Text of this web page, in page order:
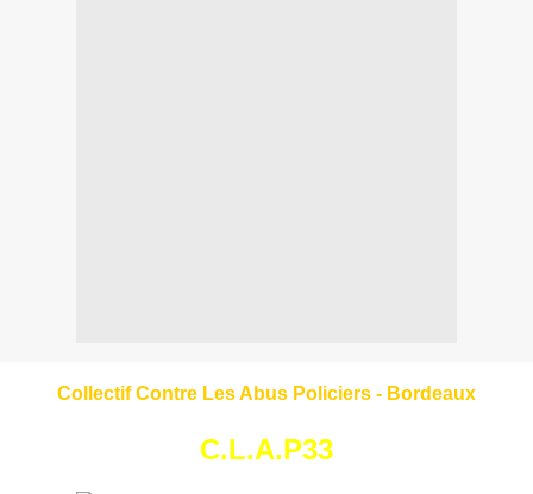
Collectif Contre Les Abus Policiers - Bordeaux
C.L.A.P33